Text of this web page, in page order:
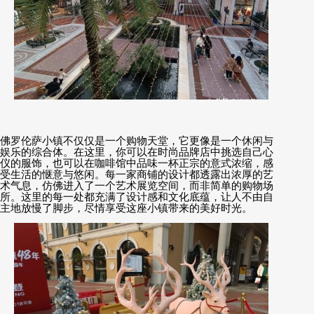
佛罗伦萨小镇不仅仅是一个购物天堂，它更像是一个休闲与
娱乐的综合体。在这里，你可以在时尚品牌店中挑选自己心
仪的服饰，也可以在咖啡馆中品味一杯正宗的意式浓缩，感
受生活的惬意与悠闲。每一家商铺的设计都透露出浓厚的艺
术气息，仿佛进入了一个艺术展览空间，而非简单的购物场
所。这里的每一处都充满了设计感和文化底蕴，让人不由自
主地放慢了脚步，尽情享受这座小镇带来的美好时光。